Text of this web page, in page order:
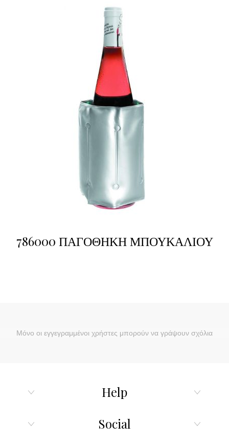
786000 ΠΑΓΟΘΗΚΗ ΜΠΟΥΚΑΛΙΟΥ
Μόνο οι εγγεγραμμένοι χρήστες μπορούν να γράψουν σχόλια
Help
Social